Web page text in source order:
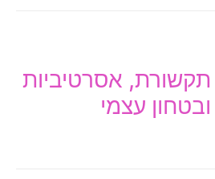
תקשורת, אסרטיביות
ובטחון עצמי